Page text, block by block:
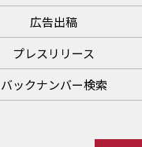
広告出稿
プレスリリース
バックナンバー検索